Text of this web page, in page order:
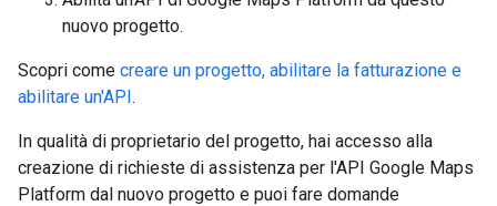
nuovo progetto.
Scopri come creare un progetto, abilitare la fatturazione e
abilitare un'API.
In qualità di proprietario del progetto, hai accesso alla
creazione di richieste di assistenza per l'API Google Maps
Platform dal nuovo progetto e puoi fare domande